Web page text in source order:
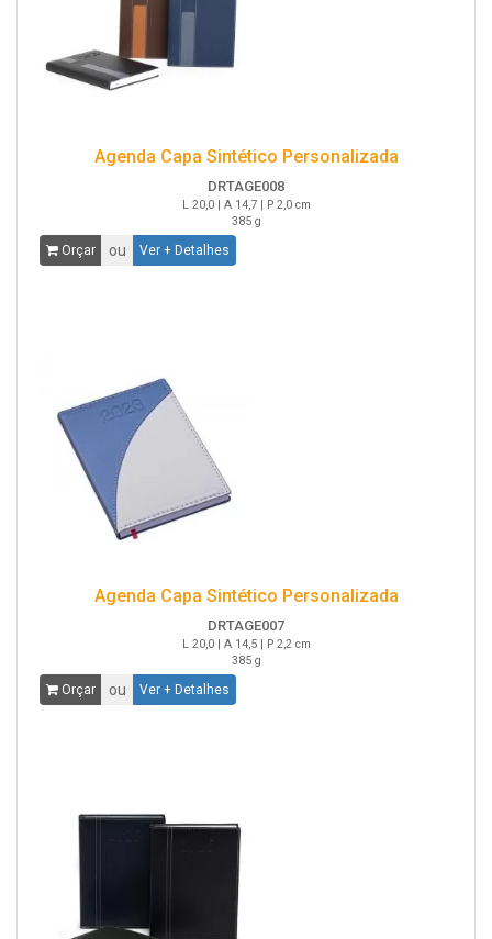
Agenda Capa Sintético Personalizada
DRTAGE008
L 20,0 | A 14,7 | P 2,0 cm
385 g
Orçar ou Ver + Detalhes
Agenda Capa Sintético Personalizada
DRTAGE007
L 20,0 | A 14,5 | P 2,2 cm
385 g
Orçar ou Ver + Detalhes